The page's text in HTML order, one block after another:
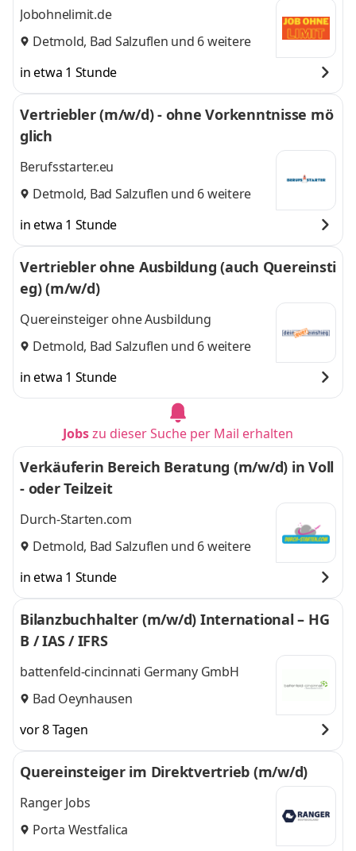
Jobohnelimit.de
Detmold, Bad Salzuflen und 6 weitere
in etwa 1 Stunde
Vertriebler (m/w/d) - ohne Vorkenntnisse mö
glich
Berufsstarter.eu
Detmold, Bad Salzuflen und 6 weitere
in etwa 1 Stunde
Vertriebler ohne Ausbildung (auch Quereinsti
eg) (m/w/d)
Quereinsteiger ohne Ausbildung
Detmold, Bad Salzuflen und 6 weitere
in etwa 1 Stunde
Jobszu dieser Suche per Mail erhalten
Verkäuferin Bereich Beratung (m/w/d) in Voll
- oder Teilzeit
Durch-Starten.com
Detmold, Bad Salzuflen und 6 weitere
in etwa 1 Stunde
Bilanzbuchhalter (m/w/d) International – HG
B / IAS / IFRS
battenfeld-cincinnati Germany GmbH
Bad Oeynhausen
vor 8 Tagen
Quereinsteiger im Direktvertrieb (m/w/d)
Ranger Jobs
Porta Westfalica